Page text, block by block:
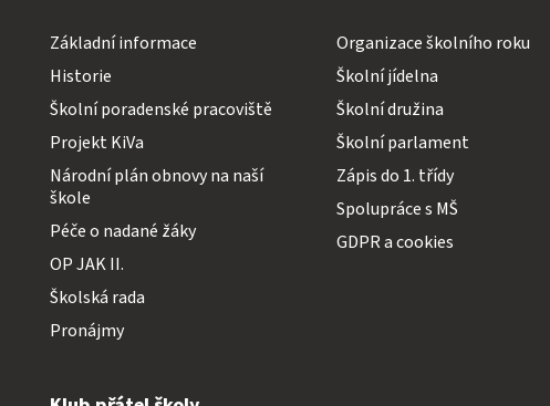
Základní informace
Historie
Školní poradenské pracoviště
Projekt KiVa
Národní plán obnovy na naší
škole
Péče o nadané žáky
OP JAK II.
Školská rada
Pronájmy
Organizace školního roku
Školní jídelna
Školní družina
Školní parlament
Zápis do 1. třídy
Spolupráce s MŠ
GDPR a cookies